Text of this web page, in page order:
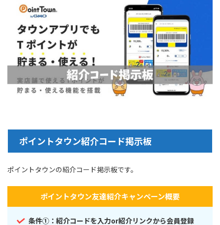
ポイントタウン紹介コード掲示板
ポイントタウンの紹介コード掲示板です。
ポイントタウン友達紹介キャンペーン概要
条件①：紹介コードを入力or紹介リンクから会員登録